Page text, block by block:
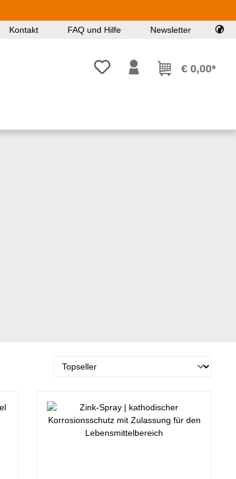
Kontakt FAQ und Hilfe Newsletter
Du hast 0 Produkte auf dem
€ 0,00*